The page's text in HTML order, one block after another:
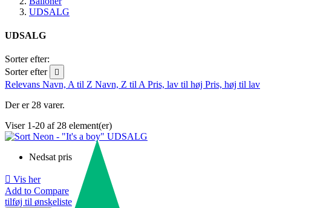
UDSALG
UDSALG
Sorter efter:
Sorter efter

Relevans Navn, A til Z Navn, Z til A Pris, lav til høj Pris, høj til lav
Der er 28 varer.
Viser 1-20 af 28 element(er)
Nedsat pris
 Vis her
Add to Compare
tilføj til ønskeliste